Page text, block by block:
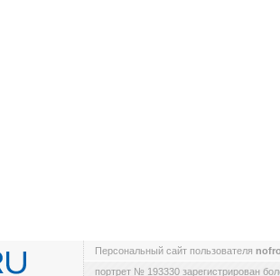
Персональный сайт пользователя
портрет № 193330 зарегистрирован